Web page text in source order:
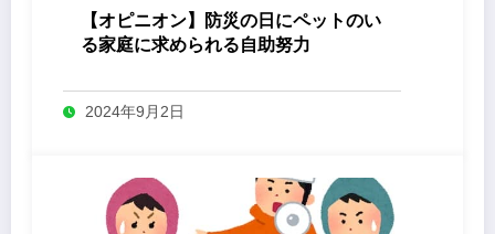
【オピニオン】防災の日にペットのい
る家庭に求められる自助努力
2024年9月2日